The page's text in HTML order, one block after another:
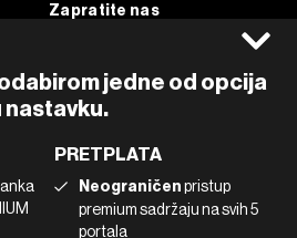
jedne od opcija
nastavku.
PRETPLATA
Neograničenpristup
premium sadržaju na svih 5
portala
Zapratite nas
Instagram
Twitter
Tiktok